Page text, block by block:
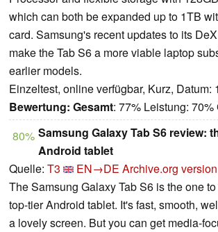
which can both be expanded up to 1TB
card. Samsung's recent updates to its
make the Tab S6 a more viable laptop
earlier models.
Einzeltest, online verfügbar, Kurz, Datum:
Bewertung: Gesamt: 77% Leistung:
80% Samsung Galaxy Tab S6 review:
Android tablet
Quelle: T3 EN→DE Archive.org version
The Samsung Galaxy Tab S6 is the one
top-tier Android tablet. It's fast, smooth,
a lovely screen. But you can get media-